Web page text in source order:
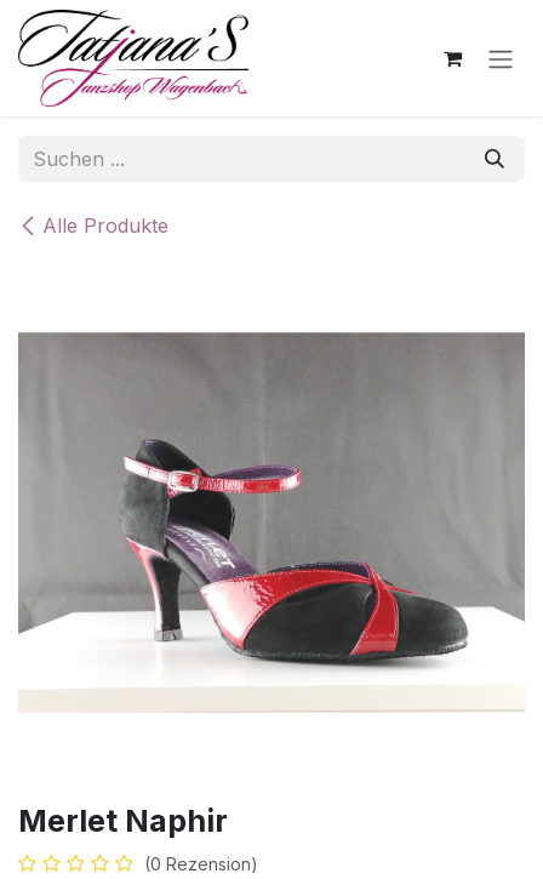
Zum Inhalt springen
Alle Produkte
Merlet Naphir
(0 Rezension)